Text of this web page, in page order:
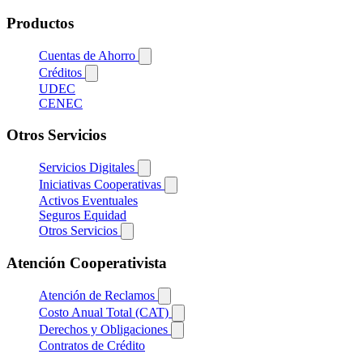
Productos
Cuentas de Ahorro
Créditos
UDEC
CENEC
Otros Servicios
Servicios Digitales
Iniciativas Cooperativas
Activos Eventuales
Seguros Equidad
Otros Servicios
Atención Cooperativista
Atención de Reclamos
Costo Anual Total (CAT)
Derechos y Obligaciones
Contratos de Crédito